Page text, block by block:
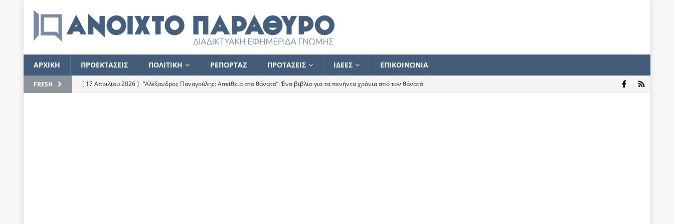
ΑΡΧΙΚΗ ΠΡΟΕΚΤΑΣΕΙΣ ΠΟΛΙΤΙΚΗ ΡΕΠΟΡΤΑΖ ΠΡΟΤΑΣΕΙΣ ΙΔΕΕΣ ΕΠΙΚΟΙΝΩΝΙΑ
FRESH [ 17 Απριλίου 2026 ] “Αλέξανδρος Παναγούλης: Απείθεια στο θάνατο”: Ένα βιβλίο για τα πενήντα χρόνια από τον θάνατό